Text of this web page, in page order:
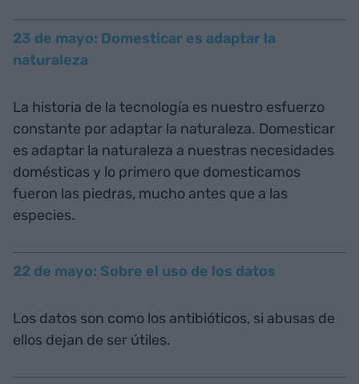
23 de mayo: Domesticar es adaptar la
naturaleza
La historia de la tecnología es nuestro esfuerzo
constante por adaptar la naturaleza. Domesticar
es adaptar la naturaleza a nuestras necesidades
domésticas y lo primero que domesticamos
fueron las piedras, mucho antes que a las
especies.
22 de mayo: Sobre el uso de los datos
Los datos son como los antibióticos, si abusas de
ellos dejan de ser útiles.